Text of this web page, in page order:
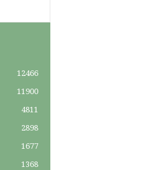
12466
11900
4811
2898
1677
1368